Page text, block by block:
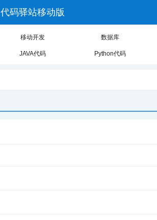
代码驿站移动版
移动开发 数据库
JAVA代码 Python代码